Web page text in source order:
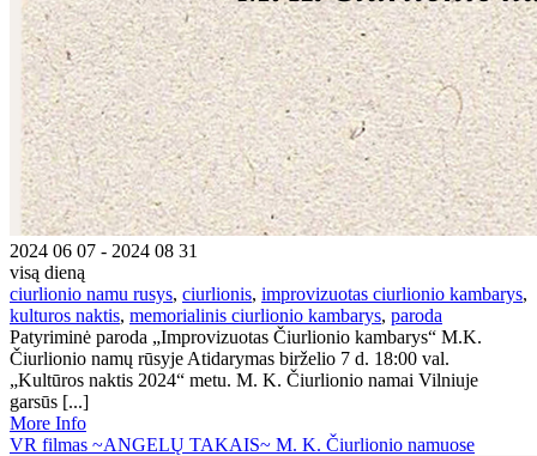
2024 06 07 - 2024 08 31
visą dieną
ciurlionio namu rusys, ciurlionis, improvizuotas ciurlionio kambarys,
kulturos naktis, memorialinis ciurlionio kambarys, paroda
Patyriminė paroda „Improvizuotas Čiurlionio kambarys“ M.K.
Čiurlionio namų rūsyje Atidarymas birželio 7 d. 18:00 val.
„Kultūros naktis 2024“ metu. M. K. Čiurlionio namai Vilniuje
garsūs [...]
More Info
VR filmas ~ANGELŲ TAKAIS~ M. K. Čiurlionio namuose